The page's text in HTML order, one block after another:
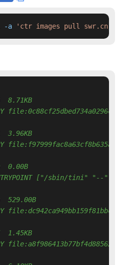
-a 'ctr images pull swr.cn-
8.71KB
3.96KB
0.00B
["/sbin/tini" "--"
529.00B
1.45KB